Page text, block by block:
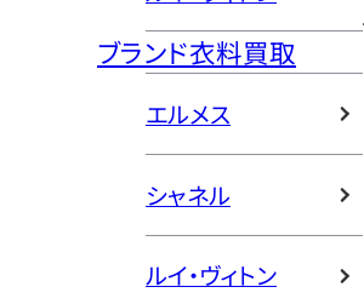
ブランド衣料買取
エルメス
シャネル
ルイ・ヴィトン